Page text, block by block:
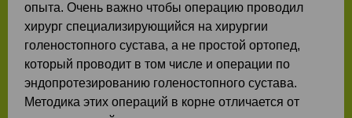
опыта. Очень важно чтобы операцию проводил
хирург специализирующийся на хирургии
голеностопного сустава, а не простой ортопед,
который проводит в том числе и операции по
эндопротезированию голеностопного сустава.
Методика этих операций в корне отличается от